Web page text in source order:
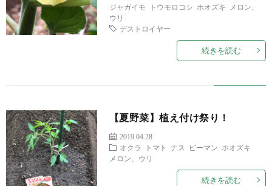
ジャガイモ
トウモロコシ ホオズキ
メロン、
ウリ
デストロイヤー
続きを読む
【夏野菜】植え付け祭り！
2019.04.28
オクラ
トマト ナス ピーマン
ホオズキ
メロン、ウリ
続きを読む